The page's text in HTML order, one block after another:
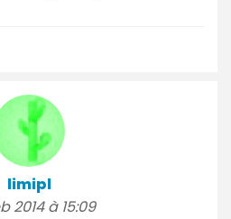
limipl
2014 à 15:09